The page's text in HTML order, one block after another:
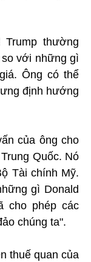
thường
với những gì
Ông có thể
định hướng
của ông cho
Quốc. Nó
Tài chính Mỹ.
gì Donald
cho phép các
chúng ta".
thuế quan của